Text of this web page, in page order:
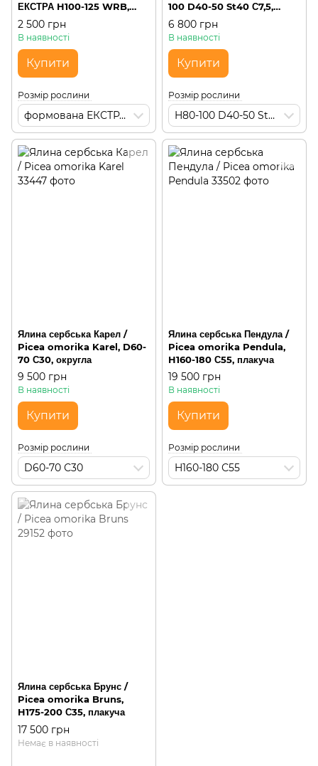
ЕКСТРА H100-125 WRB,
пірамідальна, 1 метр
2 500 грн
В наявності
Купити
Розмір рослини
формована ЕКСТРА H100-125 WRB
100 D40-50 St40 С7,5,
округла на штамбі
6 800 грн
В наявності
Купити
Розмір рослини
H80-100 D40-50 St40 С7,5
Ялина сербська Карел /
Picea omorika Karel, D60-
70 С30, округла
9 500 грн
В наявності
Купити
Розмір рослини
D60-70 С30
Ялина сербська Пендула /
Picea omorika Pendula,
H160-180 С55, плакуча
19 500 грн
В наявності
Купити
Розмір рослини
H160-180 С55
Ялина сербська Брунс /
Picea omorika Bruns,
H175-200 С35, плакуча
17 500 грн
Немає в наявності